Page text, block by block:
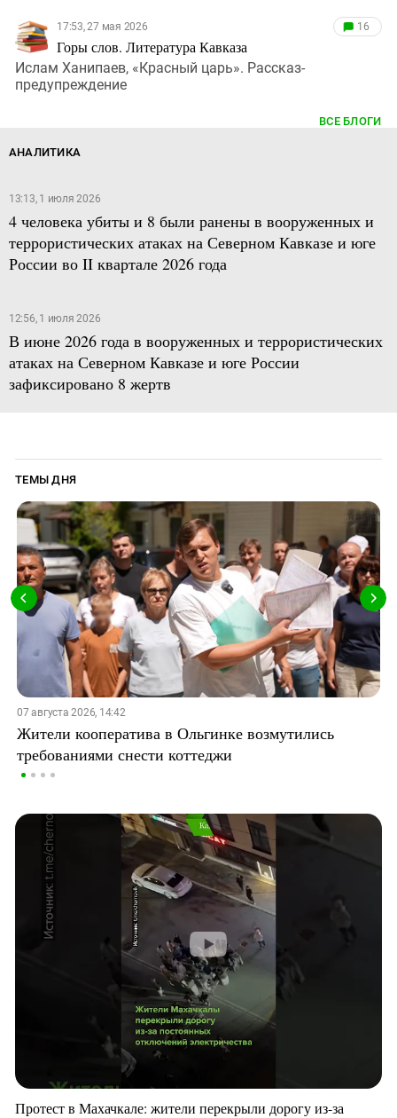
17:53, 27 мая 2026
Горы слов. Литература Кавказа
16
Ислам Ханипаев, «Красный царь». Рассказ-
предупреждение
ВСЕ БЛОГИ
АНАЛИТИКА
13:13, 1 июля 2026
4 человека убиты и 8 были ранены в вооруженных и
террористических атаках на Северном Кавказе и юге
России во II квартале 2026 года
12:56, 1 июля 2026
В июне 2026 года в вооруженных и террористических
атаках на Северном Кавказе и юге России
зафиксировано 8 жертв
ТЕМЫ ДНЯ
07 августа 2026, 14:42
Жители кооператива в Ольгинке возмутились
требованиями снести коттеджи
Протест в Махачкале: жители перекрыли дорогу из-за